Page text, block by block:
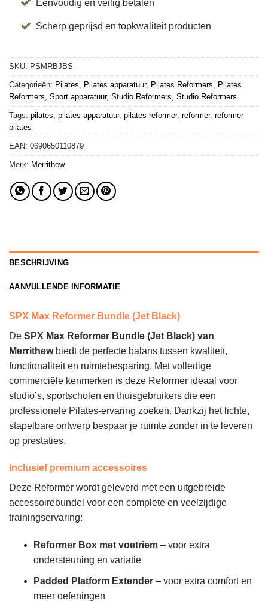
Eenvoudig en veilig betalen
Scherp geprijsd en topkwaliteit producten
SKU: PSMRBJBS
Categorieën: Pilates Pilates apparatuur, Pilates Reformers
Pilates
Reformers Sport apparatuur, Studio Reformers Studio Reformers
Tags: pilates pilates apparatuur, pilates reformer, reformer, reformer
pilates
EAN: 0690650110879
Merk: Merrithew
BESCHRIJVING
AANVULLENDE INFORMATIE
SPX Max Reformer Bundle (Jet Black)
De SPX Max Reformer Bundle (Jet Black) van
Merrithewbiedt de perfecte balans tussen kwaliteit,
functionaliteit en ruimtebesparing. Met volledige
commerciële kenmerken is deze Reformer ideaal voor
studio’s, sportscholen en thuisgebruikers die een
professionele Pilates-ervaring zoeken. Dankzij het lichte,
stapelbare ontwerp bespaar je ruimte zonder in te leveren
op prestaties.
Inclusief premium accessoires
Deze Reformer wordt geleverd met een uitgebreide
accessoirebundel voor een complete en veelzijdige
trainingservaring:
Reformer Box met voetriem– voor extra
ondersteuning en variatie
Padded Platform Extender– voor extra comfort en
meer oefeningen